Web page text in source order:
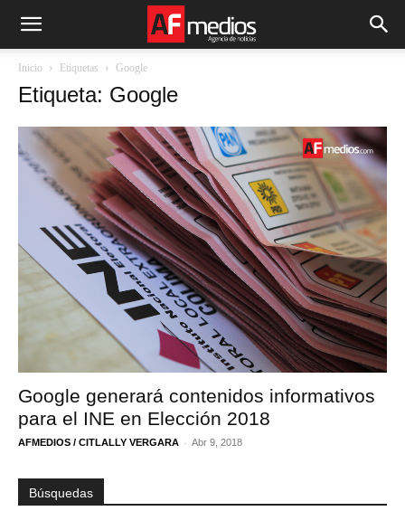
Inicio Etiquetas Google
Etiqueta: Google
Google generará contenidos informativos
para el INE en Elección 2018
AFMEDIOS / CITLALLY VERGARA - Abr 9, 2018
Búsquedas